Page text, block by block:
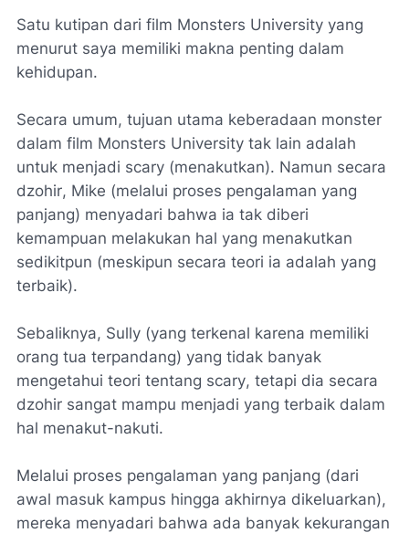
Satu kutipan dari film Monsters University yang
menurut saya memiliki makna penting dalam
kehidupan.
Secara umum, tujuan utama keberadaan monster
dalam film Monsters University tak lain adalah
untuk menjadi scary (menakutkan). Namun secara
dzohir, Mike (melalui proses pengalaman yang
panjang) menyadari bahwa ia tak diberi
kemampuan melakukan hal yang menakutkan
sedikitpun (meskipun secara teori ia adalah yang
terbaik).
Sebaliknya, Sully (yang terkenal karena memiliki
orang tua terpandang) yang tidak banyak
mengetahui teori tentang scary, tetapi dia secara
dzohir sangat mampu menjadi yang terbaik dalam
hal menakut-nakuti.
Melalui proses pengalaman yang panjang (dari
awal masuk kampus hingga akhirnya dikeluarkan),
mereka menyadari bahwa ada banyak kekurangan